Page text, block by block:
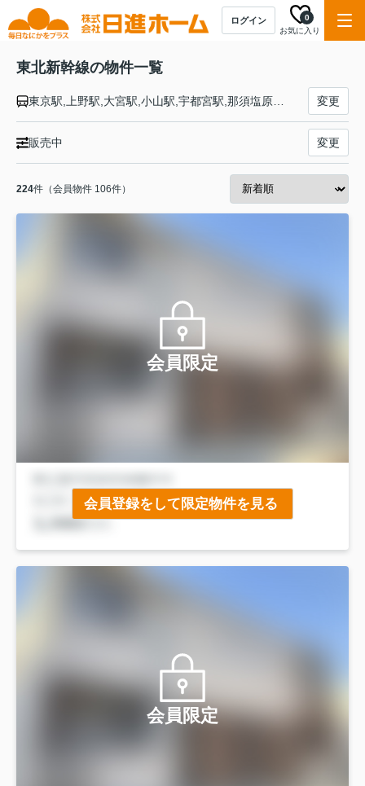
ログイン
お気に入り
0
東北新幹線の物件一覧
変更
販売中 変更
224件（会員物件 106件）
会員限定
会員登録をして限定物件を見る
会員限定